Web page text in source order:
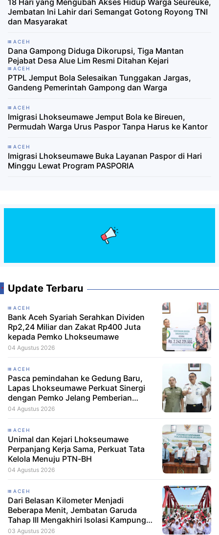
18 Hari yang Mengubah Akses Hidup Warga Seureuke,
Jembatan Ini Lahir dari Semangat Gotong Royong TNI
dan Masyarakat
ACEH
Dana Gampong Diduga Dikorupsi, Tiga Mantan
Pejabat Desa Alue Lim Resmi Ditahan Kejari
ACEH
PTPL Jemput Bola Selesaikan Tunggakan Jargas,
Gandeng Pemerintah Gampong dan Warga
ACEH
Imigrasi Lhokseumawe Jemput Bola ke Bireuen,
Permudah Warga Urus Paspor Tanpa Harus ke Kantor
ACEH
Imigrasi Lhokseumawe Buka Layanan Paspor di Hari
Minggu Lewat Program PASPORIA
Update Terbaru
ACEH
Bank Aceh Syariah Serahkan Dividen
Rp2,24 Miliar dan Zakat Rp400 Juta
kepada Pemko Lhokseumawe
04 Agustus 2026
ACEH
Pasca pemindahan ke Gedung Baru,
Lapas Lhokseumawe Perkuat Sinergi
dengan Pemko Jelang Pemberian
Remisi HUT RI
04 Agustus 2026
ACEH
Unimal dan Kejari Lhokseumawe
Perpanjang Kerja Sama, Perkuat Tata
Kelola Menuju PTN-BH
04 Agustus 2026
ACEH
Dari Belasan Kilometer Menjadi
Beberapa Menit, Jembatan Garuda
Tahap III Mengakhiri Isolasi Kampung
Tempel
03 Agustus 2026